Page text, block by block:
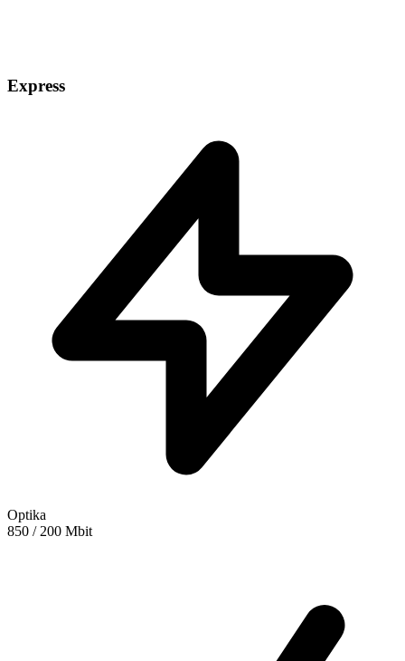
Express
Optika
850 / 200 Mbit